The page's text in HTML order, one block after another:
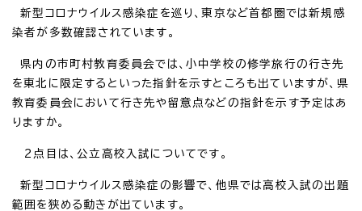
新型コロナウイルス感染症を巡り、東京など首都圏では新規感
染者が多数確認されています。
県内の市町村教育委員会では、小中学校の修学旅行の行き先
を東北に限定するといった指針を示すところも出ていますが、県
教育委員会において行き先や留意点などの指針を示す予定はあ
りますか。
2点目は、公立高校入試についてです。
新型コロナウイルス感染症の影響で、他県では高校入試の出題
範囲を狭める動きが出ています。